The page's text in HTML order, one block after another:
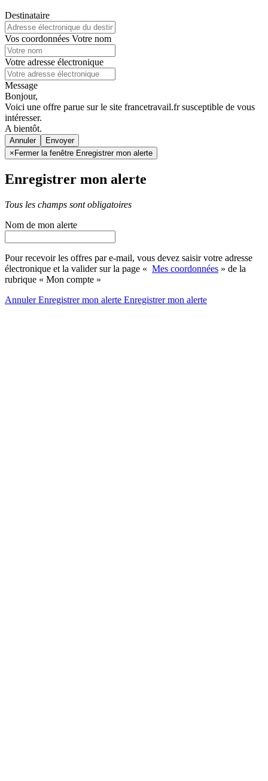
Destinataire
Vos coordonnées Votre nom
Votre adresse électronique
Message
Bonjour,
Voici une offre parue sur le site francetravail.fr susceptible de vous
intéresser.
A bientôt.
Annuler
× Fermer la fenêtre Enregistrer mon alerte
Enregistrer mon alerte
Tous les champs sont obligatoires
Nom de mon alerte
Pour recevoir les offres par e-mail, vous devez saisir votre adresse
électronique et la valider sur la page « Mes coordonnées » de la
rubrique « Mon compte »
AnnulerEnregistrer mon alerte Enregistrermon alerte